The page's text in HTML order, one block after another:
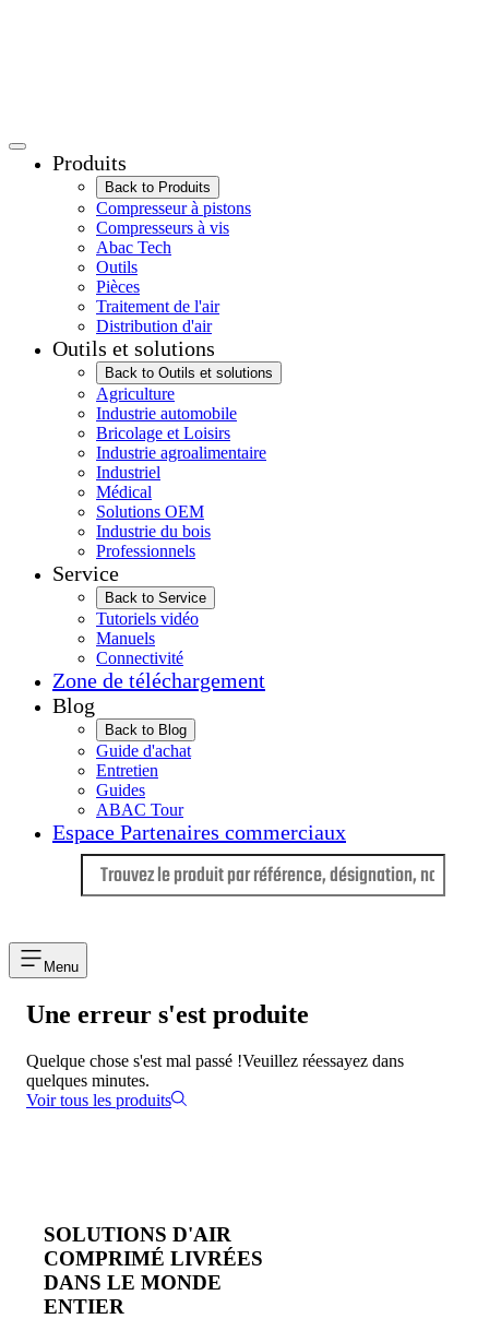
Produits
Back to Produits
Compresseur à pistons
Compresseurs à vis
Abac Tech
Outils
Pièces
Traitement de l'air
Distribution d'air
Outils et solutions
Back to Outils et solutions
Agriculture
Industrie automobile
Bricolage et Loisirs
Industrie agroalimentaire
Industriel
Médical
Solutions OEM
Industrie du bois
Professionnels
Service
Back to Service
Tutoriels vidéo
Manuels
Connectivité
Zone de téléchargement
Blog
Back to Blog
Guide d'achat
Entretien
Guides
ABAC Tour
Espace Partenaires commerciaux
Menu
Une erreur s'est produite
Quelque chose s'est mal passé !Veuillez réessayez dans
quelques minutes.
Voir tous les produits
SOLUTIONS D'AIR
COMPRIMÉ LIVRÉES
DANS LE MONDE
ENTIER